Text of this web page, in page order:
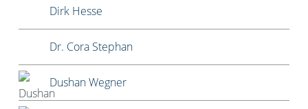
Dirk Hesse
Dr. Cora Stephan
Dushan Wegner